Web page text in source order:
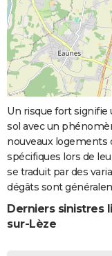
Un risque fort
sol avec un
nouveaux logements
spécifiques lors de
se traduit par des
dégâts sont
Derniers sinistres
sur-Lèze